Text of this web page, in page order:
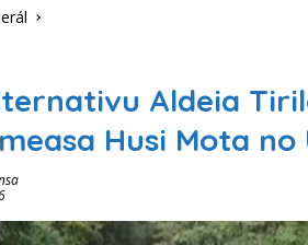
Aldeia
Husi Mota no